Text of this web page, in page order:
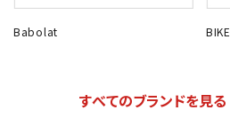
Babolat BIKE
すべてのブランドを見る